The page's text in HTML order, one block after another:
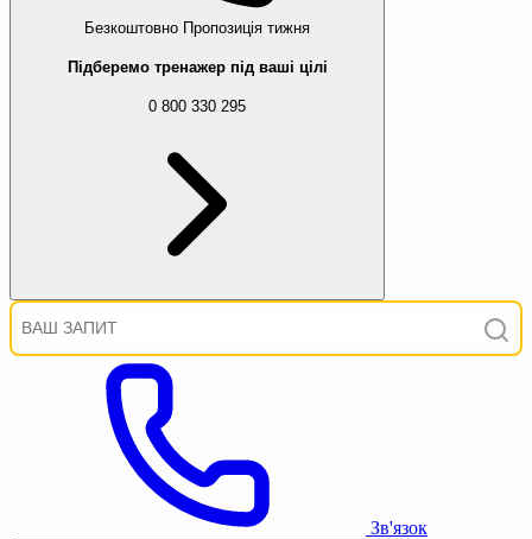
Безкоштовно Пропозиція тижня
Підберемо тренажер під ваші цілі
0 800 330 295
Зв'язок